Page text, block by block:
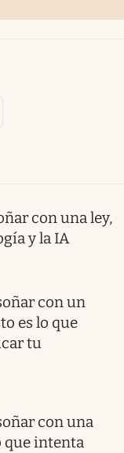
con una ley,
y la IA
con un
es lo que
tu
con una
que intenta